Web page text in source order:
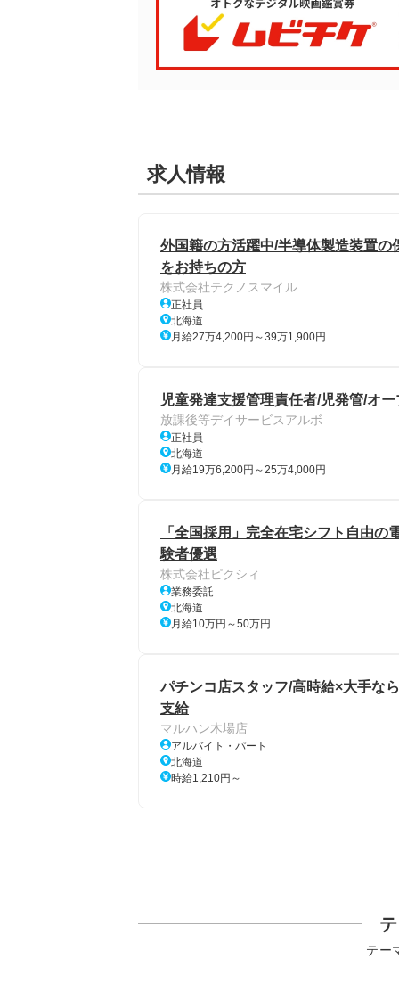
求人情報
外国籍の方活躍中/半導体製造装置
をお持ちの方
株式会社テクノスマイル
正社員
北海道
月給27万4,200円～39万1,900円
児童発達支援管理責任者/児発管/オ
放課後等デイサービスアルボ
正社員
北海道
月給19万6,200円～25万4,000円
「全国採用」完全在宅シフト自由
験者優遇
株式会社ピクシィ
業務委託
北海道
月給10万円～50万円
パチンコ店スタッフ/高時給×大手な
支給
マルハン木場店
アルバイト・パート
北海道
時給1,210円～
テー